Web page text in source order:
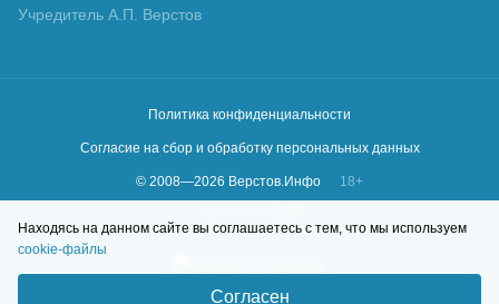
Учредитель А.П. Верстов
Политика конфиденциальности
Согласие на сбор и обработку персональных данных
© 2008—2026 Верстов.Инфо
18+
Находясь на данном сайте вы соглашаетесь с тем, что мы используем
cookie-файлы
Согласен